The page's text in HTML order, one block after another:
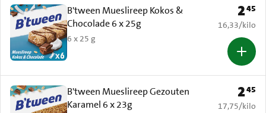
B'tween Mueslireep Kokos &
Chocolade 6 x 25g
6 x 25 g
Prijs:
245
€ 16,33 per
16,33/kilo
B'tween Mueslireep Gezouten
Karamel 6 x 23g
Prijs:
245
€ 17,75 per
17,75/kilo